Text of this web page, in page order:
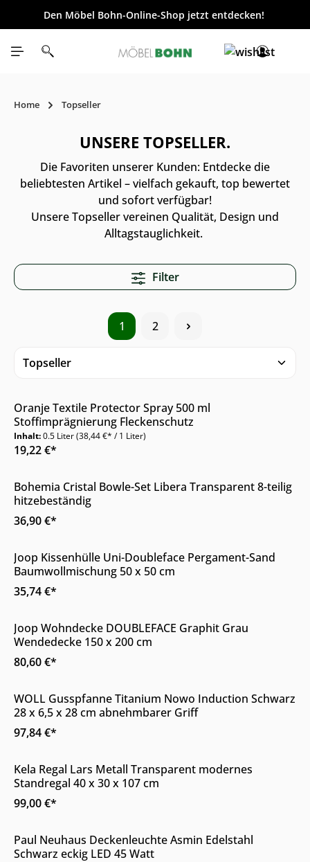
springen
Den Möbel Bohn-Online-Shop jetzt entdecken!
Home Topseller
UNSERE TOPSELLER.
Die Favoriten unserer Kunden: Entdecke die
beliebtesten Artikel – vielfach gekauft, top bewertet
und sofort verfügbar!
Unsere Topseller vereinen Qualität, Design und
Alltagstauglichkeit.
Filter
1 2
Nur Online erhältlich
Oranje Textile Protector Spray 500 ml
Stoffimprägnierung Fleckenschutz
Inhalt:0.5 Liter(38,44 €* / 1 Liter)
19,22 €*
Online & im Möbelhaus verfügbar
Bohemia Cristal Bowle-Set Libera Transparent 8-teilig
hitzebeständig
36,90 €*
Online & im Möbelhaus verfügbar
Joop Kissenhülle Uni-Doubleface Pergament-Sand
Baumwollmischung 50 x 50 cm
35,74 €*
Online & im Möbelhaus verfügbar
Joop Wohndecke DOUBLEFACE Graphit Grau
Wendedecke 150 x 200 cm
80,60 €*
Online & im Möbelhaus verfügbar
WOLL Gusspfanne Titanium Nowo Induction Schwarz
28 x 6,5 x 28 cm abnehmbarer Griff
97,84 €*
Online & im Möbelhaus verfügbar
Kela Regal Lars Metall Transparent modernes
Standregal 40 x 30 x 107 cm
99,00 €*
Online & im Möbelhaus verfügbar
Paul Neuhaus Deckenleuchte Asmin Edelstahl
Schwarz eckig LED 45 Watt